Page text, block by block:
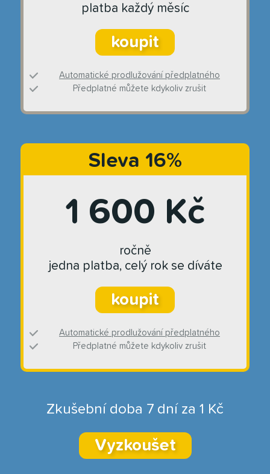
platba každý měsíc
koupit
Automatické prodlužování předplatného
Předplatné můžete kdykoliv zrušit
Sleva 16%
1 600 Kč
ročně
jedna platba, celý rok se díváte
koupit
Automatické prodlužování předplatného
Předplatné můžete kdykoliv zrušit
Zkušební doba 7 dní za 1 Kč
Vyzkoušet